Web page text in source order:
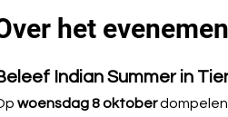
het
Indian Summer in
woensdag 8 oktober dompelen